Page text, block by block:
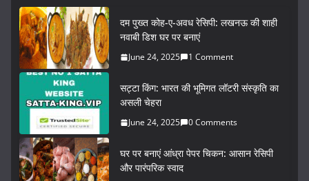
दम पुख्त कोह-ए-अवध रेसिपी: लखनऊ की शाही
नवाबी डिश घर पर बनाएं
June 24, 2025 1 Comment
सट्टा किंग: भारत की भूमिगत लॉटरी संस्कृति का
असली चेहरा
June 24, 2025 0 Comments
घर पर बनाएं आंध्रा पेपर चिकन: आसान रेसिपी
और पारंपरिक स्वाद